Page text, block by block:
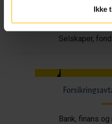
Ikke
Selskaper,
Bank, finans